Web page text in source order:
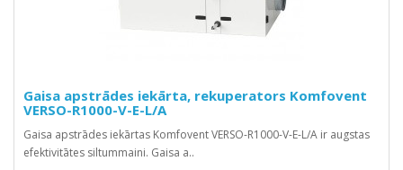
Gaisa apstrādes iekārta, rekuperators Komfovent
VERSO-R1000-V-E-L/A
Gaisa apstrādes iekārtas Komfovent VERSO-R1000-V-E-L/A ir augstas
efektivitātes siltummaini. Gaisa a..